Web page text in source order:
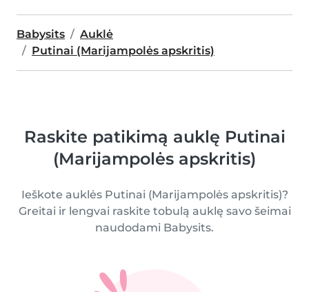
Babysits
Auklė
Putinai (Marijampolės apskritis)
Raskite patikimą auklę Putinai
(Marijampolės apskritis)
Ieškote auklės Putinai (Marijampolės apskritis)?
Greitai ir lengvai raskite tobulą auklę savo šeimai
naudodami Babysits.